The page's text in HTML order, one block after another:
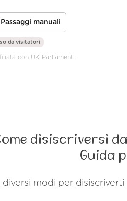
Passaggi manuali
da visitatori
con UK Parliament.
disiscriversi
Guida
diversi modi per